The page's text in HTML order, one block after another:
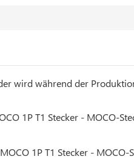
wird während der
1P T1 Stecker - MOCO-